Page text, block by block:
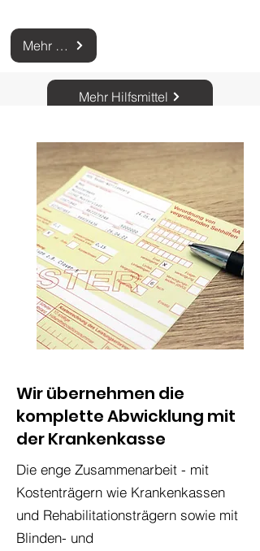
Mehr zur Software
Mehr Hilfsmittel
Wir übernehmen die
komplette Abwicklung mit
der Krankenkasse
​Die enge Zusammenarbeit - mit
Kostenträgern wie Krankenkassen
und Rehabilitationsträgern sowie mit
Blinden- und